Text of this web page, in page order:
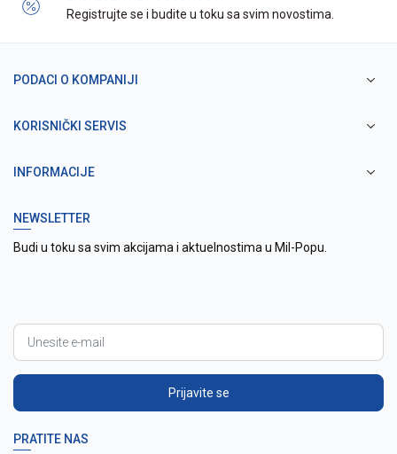
Registrujte se i budite u toku sa svim novostima.
PODACI O KOMPANIJI
KORISNIČKI SERVIS
INFORMACIJE
NEWSLETTER
Budi u toku sa svim akcijama i aktuelnostima u Mil-Popu.
Prijavite se
PRATITE NAS